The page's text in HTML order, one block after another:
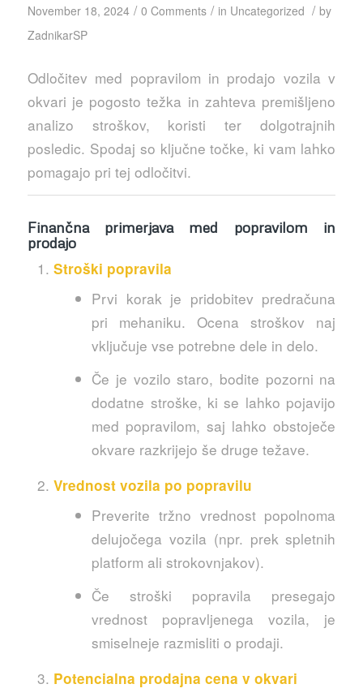
November 18, 2024 / 0 Comments / in Uncategorized / by
ZadnikarSP
Odločitev med popravilom in prodajo vozila v
okvari je pogosto težka in zahteva premišljeno
analizo stroškov, koristi ter dolgotrajnih
posledic. Spodaj so ključne točke, ki vam lahko
pomagajo pri tej odločitvi.
Finančna primerjava med popravilom in
prodajo
Stroški popravila
Prvi korak je pridobitev predračuna
pri mehaniku. Ocena stroškov naj
vključuje vse potrebne dele in delo.
Če je vozilo staro, bodite pozorni na
dodatne stroške, ki se lahko pojavijo
med popravilom, saj lahko obstoječe
okvare razkrijejo še druge težave.
Vrednost vozila po popravilu
Preverite tržno vrednost popolnoma
delujočega vozila (npr. prek spletnih
platform ali strokovnjakov).
Če stroški popravila presegajo
vrednost popravljenega vozila, je
smiselneje razmisliti o prodaji.
Potencialna prodajna cena v okvari